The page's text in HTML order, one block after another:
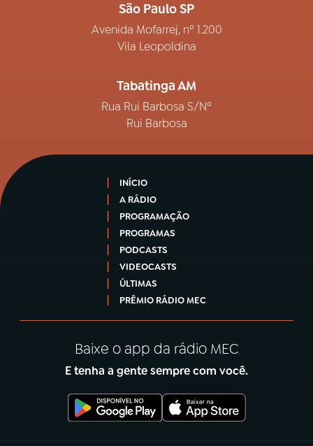
São Paulo SP
Avenida Mofarrej, nº 1.200
Vila Leopoldina
Tabatinga AM
Rua Rui Barbosa S/Nº
Rui Barbosa
INÍCIO
A RÁDIO
PROGRAMAÇÃO
PROGRAMAS
PODCASTS
VIDEOCASTS
ÚLTIMAS
PRÊMIO RÁDIO MEC
Baixe o app da rádio MEC
E tenha a gente sempre com você.